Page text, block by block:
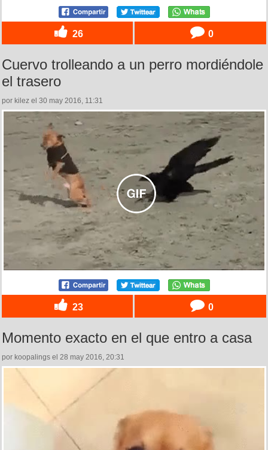
26 0
Cuervo trolleando a un perro mordiéndole
el trasero
por kilez el 30 may 2016, 11:31
23 0
Momento exacto en el que entro a casa
por koopalings el 28 may 2016, 20:31